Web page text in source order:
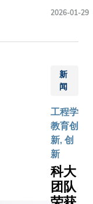
科大教育
设立了这
共享空
间，旨在
智能与新
兴科技发
展下，学
生学习模
式有何转
变。先进
学习中心
港」品牌
地。是次
彰显香港
教育界的
力与协作
神，进一
固香港作
球顶尖教
纽的地位
以卓越学
2026/
年开展
硕联培项
为两校计
科学系的
本科生提
缝衔接的
蹊径。参
2026-01-29
新
闻
工程学
教育创
新, 创
新
科大
团队